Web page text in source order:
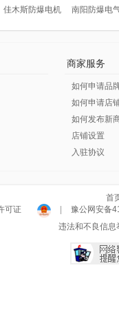
佳木斯防爆电机 南阳防爆电
商家服务
如何申请品
如何申请店
如何发布新
店铺设置
入驻协议
首
可证
豫公网安备
违法和不良信